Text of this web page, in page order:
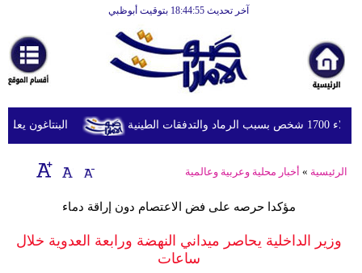
آخر تحديث 18:44:55 بتوقيت أبوظبي
أخبارعاجلة
رياضة
ثقافة
إقتصاد
البنتاغون يعلن
الرئيسية » أخبار محلية وعربية وعالمية
مؤكدا حرصه على فض الاعتصام دون إراقة دماء
وزير الداخلية يحاصر ميداني النهضة ورابعة العدوية خلال
ساعات